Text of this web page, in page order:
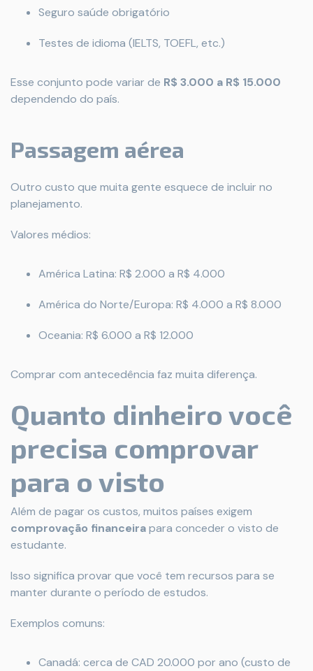
Seguro saúde obrigatório
Testes de idioma (IELTS, TOEFL, etc.)
Esse conjunto pode variar de R$ 3.000 a R$ 15.000
dependendo do país.
Passagem aérea
Outro custo que muita gente esquece de incluir no
planejamento.
Valores médios:
América Latina: R$ 2.000 a R$ 4.000
América do Norte/Europa: R$ 4.000 a R$ 8.000
Oceania: R$ 6.000 a R$ 12.000
Comprar com antecedência faz muita diferença.
Quanto dinheiro você
precisa comprovar
para o visto
Além de pagar os custos, muitos países exigem
comprovação financeirapara conceder o visto de
estudante.
Isso significa provar que você tem recursos para se
manter durante o período de estudos.
Exemplos comuns:
Canadá: cerca de CAD 20.000 por ano (custo de